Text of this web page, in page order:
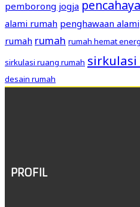
pemborong jogja
alami rumah penghawaan alami
rumah rumah rumah hemat
sirkulasi ruang rumah sirkulasi
desain rumah
PROFIL